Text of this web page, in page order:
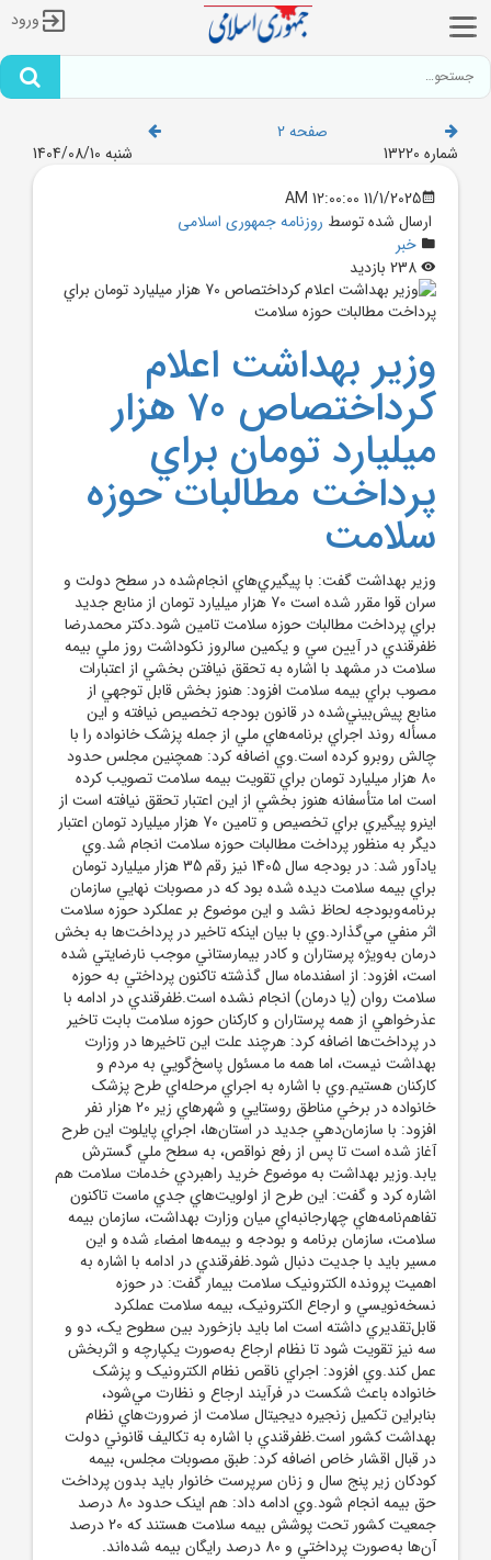
ورود
صفحه 2
شماره 13220
شنبه 1404/08/10
11/1/2025 12:00:00 AM
ارسال شده توسط روزنامه جمهوری اسلامی
خبر
وزير بهداشت اعلام
کرداختصاص 70 هزار
ميليارد تومان براي
پرداخت مطالبات حوزه
سلامت
وزير بهداشت گفت: با پيگيري‌هاي انجام‌شده در سطح دولت و
سران قوا مقرر شده است 70 هزار ميليارد تومان از منابع جديد
براي پرداخت مطالبات حوزه سلامت تامين شود.دکتر محمدرضا
ظفرقندي در آيين سي و يکمين سالروز نکوداشت روز ملي بيمه
سلامت در مشهد با اشاره به تحقق نيافتن بخشي از اعتبارات
مصوب براي بيمه سلامت افزود: هنوز بخش قابل توجهي از
منابع پيش‌بيني‌شده در قانون بودجه تخصيص نيافته و اين
مسأله روند اجراي برنامه‌هاي ملي از جمله پزشک خانواده را با
چالش روبرو کرده است.وي اضافه کرد: همچنين مجلس حدود
80 هزار ميليارد تومان براي تقويت بيمه سلامت تصويب کرده
است اما متأسفانه هنوز بخشي از اين اعتبار تحقق نيافته است از
اينرو پيگيري براي تخصيص و تامين 70 هزار ميليارد تومان اعتبار
ديگر به منظور پرداخت مطالبات حوزه سلامت انجام شد.وي
يادآور شد: در بودجه سال 1405 نيز رقم 35 هزار ميليارد تومان
براي بيمه سلامت ديده شده بود که در مصوبات نهايي سازمان
برنامه‌وبودجه لحاظ نشد و اين موضوع بر عملکرد حوزه سلامت
اثر منفي مي‌گذارد.وي با بيان اينکه تاخير در پرداخت‌ها به بخش
درمان به‌ويژه پرستاران و کادر بيمارستاني موجب نارضايتي شده
است، افزود: از اسفندماه سال گذشته تاکنون پرداختي به حوزه
سلامت روان (يا درمان) انجام نشده است.ظفرقندي در ادامه با
عذرخواهي از همه پرستاران و کارکنان حوزه سلامت بابت تاخير
در پرداخت‌ها اضافه کرد: هرچند علت اين تاخيرها در وزارت
بهداشت نيست، اما همه ما مسئول پاسخ‌گويي به مردم و
کارکنان هستيم.وي با اشاره به اجراي مرحله‌اي طرح پزشک
خانواده در برخي مناطق روستايي و شهرهاي زير 20 هزار نفر
افزود: با سازمان‌دهي جديد در استان‌ها، اجراي پايلوت اين طرح
آغاز شده است تا پس از رفع نواقص، به سطح ملي گسترش
يابد.وزير بهداشت به موضوع خريد راهبردي خدمات سلامت هم
اشاره کرد و گفت: اين طرح از اولويت‌هاي جدي ماست تاکنون
تفاهم‌نامه‌هاي چهارجانبه‌اي ميان وزارت بهداشت، سازمان بيمه
سلامت، سازمان برنامه و بودجه و بيمه‌ها امضاء شده و اين
مسير بايد با جديت دنبال شود.ظفرقندي در ادامه با اشاره به
اهميت پرونده الکترونيک سلامت بيمار گفت: در حوزه
نسخه‌نويسي و ارجاع الکترونيک، بيمه سلامت عملکرد
قابل‌تقديري داشته است اما بايد بازخورد بين سطوح يک، دو و
سه نيز تقويت شود تا نظام ارجاع به‌صورت يکپارچه و اثربخش
عمل کند.وي افزود: اجراي ناقص نظام الکترونيک و پزشک
خانواده باعث شکست در فرآيند ارجاع و نظارت مي‌شود،
بنابراين تکميل زنجيره ديجيتال سلامت از ضرورت‌هاي نظام
بهداشت کشور است.ظفرقندي با اشاره به تکاليف قانوني دولت
در قبال اقشار خاص اضافه کرد: طبق مصوبات مجلس، بيمه
کودکان زير پنج سال و زنان سرپرست خانوار بايد بدون پرداخت
حق بيمه انجام شود.وي ادامه داد: هم اينک حدود 80 درصد
جمعيت کشور تحت پوشش بيمه سلامت هستند که 20 درصد
آن‌ها به‌صورت پرداختي و 80 درصد رايگان بيمه شده‌اند.